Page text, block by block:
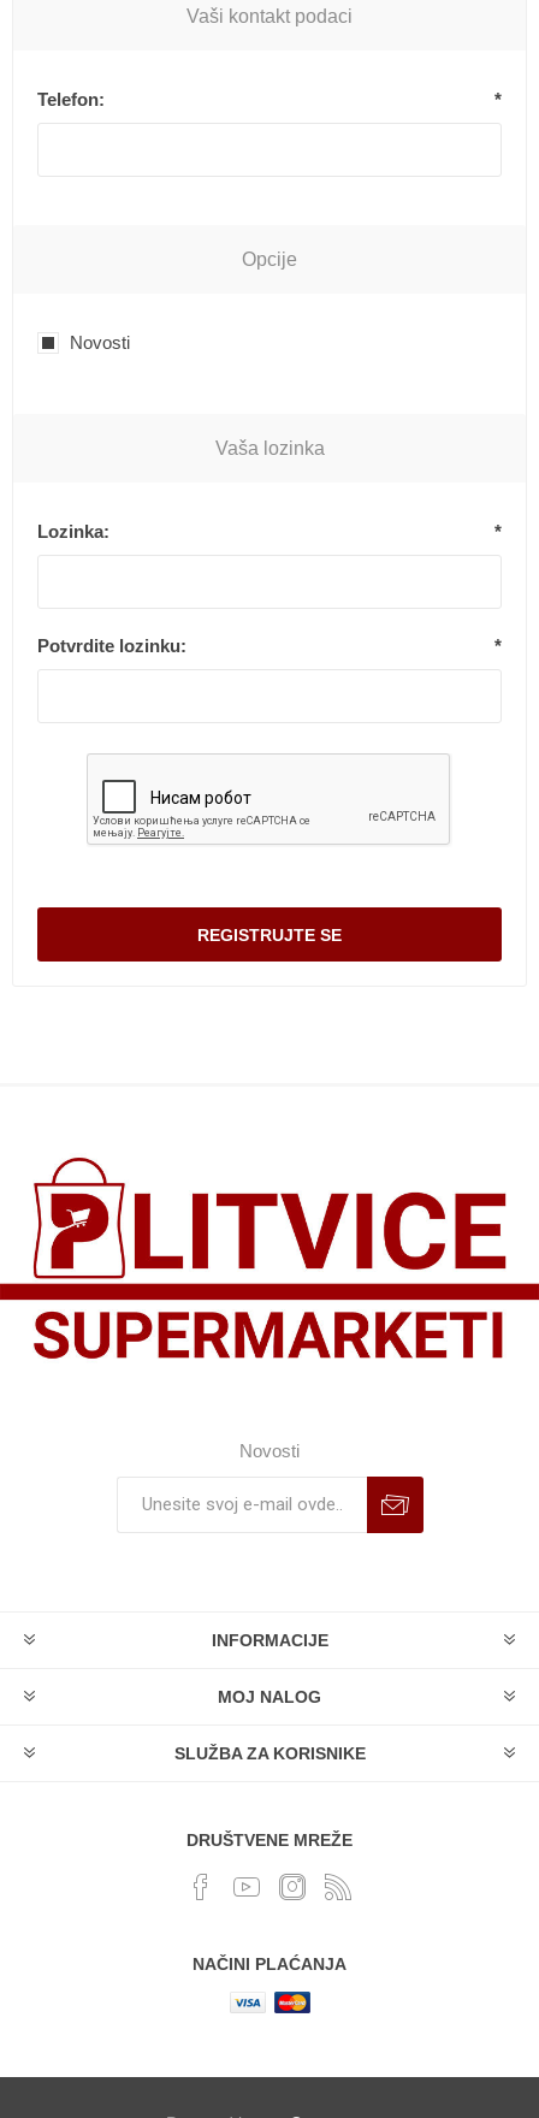
Vaši kontakt podaci
Telefon: *
Opcije
Novosti
Vaša lozinka
Lozinka: *
Potvrdite lozinku: *
Novosti
INFORMACIJE
MOJ NALOG
SLUŽBA ZA KORISNIKE
DRUŠTVENE MREŽE
NAČINI PLAĆANJA